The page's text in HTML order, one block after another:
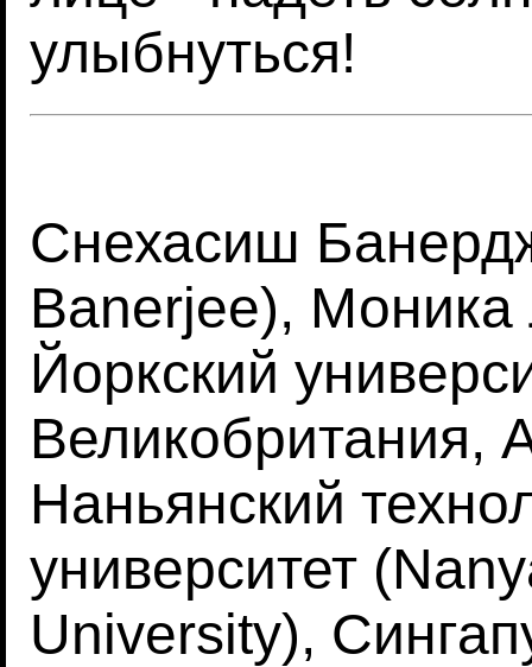
улыбнуться!
Снехасиш
Banerjee),
Йоркский
Великобритания,
Наньянский
университет
University),